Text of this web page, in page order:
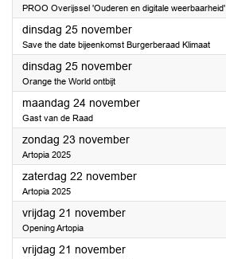
PROO Overijssel 'Ouderen en digitale weerbaarheid'
dinsdag 25 november2025
Save the date bijeenkomst Burgerberaad Klimaat
dinsdag 25 november2025
Orange the World ontbijt
maandag 24 november2025
Gast van de Raad
zondag 23 november2025
Artopia 2025
zaterdag 22 november2025
Artopia 2025
vrijdag 21 november2025
Opening Artopia
vrijdag 21 november2025